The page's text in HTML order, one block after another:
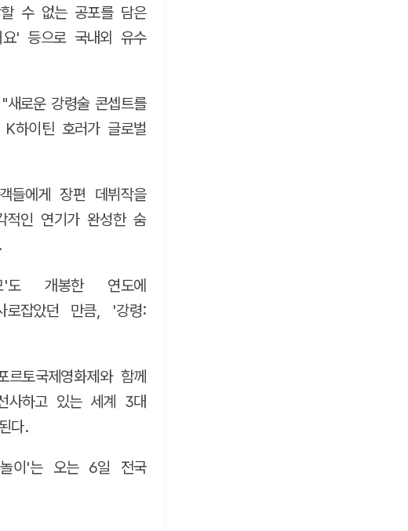
수 없는 공포를 담은
' 등으로 국내외 유수
새로운 강령술 콘셉트를
하이틴 호러가 글로벌
들에게 장편 데뷔작을
적인 연기가 완성한 숨
개봉한 연도에
로잡았던 만큼, '강령:
르토국제영화제와 함께
사하고 있는 세계 3대
다.
놀이'는 오는 6일 전국